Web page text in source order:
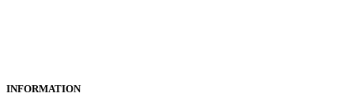
INFORMATION